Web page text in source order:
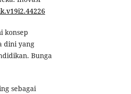
konsep
dini yang
Bunga
sebagai